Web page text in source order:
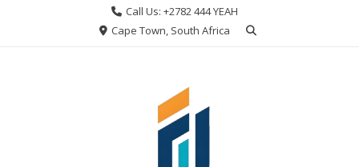
Call Us: +2782 444 YEAH
Cape Town, South Africa